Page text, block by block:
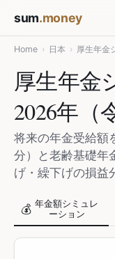
sum.money
Home › 日本 › 厚生年金
厚生年金
2026年（
将来の年金受給額
分）と老齢基礎年
げ・繰下げの損益
💰 年金額シミュレ
ーション